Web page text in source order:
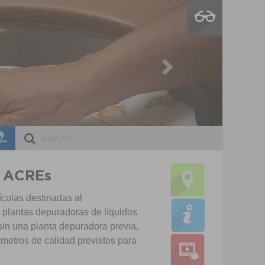
destinadas al
depuradoras de líquidos
una planta depuradora previa,
de calidad previstos para